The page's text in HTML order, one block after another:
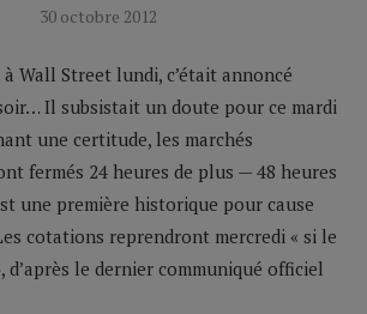
30 octobre 2012
à Wall Street lundi, c’était annoncé
Il subsistait un doute pour ce mardi
une certitude, les marchés
fermés 24 heures de plus — 48 heures
une première historique pour cause
cotations reprendront mercredi « si le
d’après le dernier communiqué officiel